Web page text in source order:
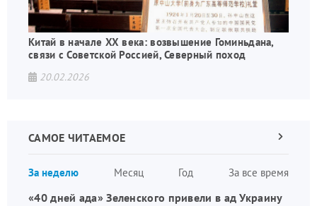
Китай в начале XX века: возвышение Гоминьдана,
связи с Советской Россией, Северный поход
20.02.2026
САМОЕ ЧИТАЕМОЕ
За неделю Месяц Год За все время
Следующая
«40 дней ада» Зеленского привели в ад Украину